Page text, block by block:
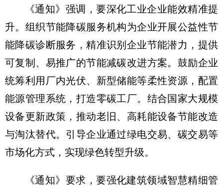
《通知》强调，要深化工业企业能效精准提
升。组织节能降碳服务机构为企业开展公益性节
能降碳诊断服务，精准识别企业节能潜力，提供
可复制、易推广的节能减碳改进方案。鼓励企业
统筹利用厂内光伏、新型储能等柔性资源，配置
能源管理系统，打造零碳工厂。结合国家大规模
设备更新政策，推动老旧、高耗能设备节能改造
与淘汰替代。引导企业通过绿电交易、碳交易等
市场化方式，实现绿色转型升级。
《通知》要求，要强化建筑领域智慧精细管